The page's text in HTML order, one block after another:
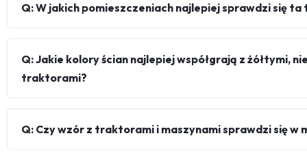
Q: W jakich pomieszczeniach najlepiej sprawdzi się
Q: Jakie kolory ścian najlepiej współgrają z żółtymi,
traktorami?
Q: Czy wzór z traktorami i maszynami sprawdzi się w